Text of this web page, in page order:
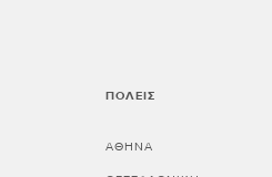
ΠΌΛΕΙΣ
ΑΘΗΝΑ